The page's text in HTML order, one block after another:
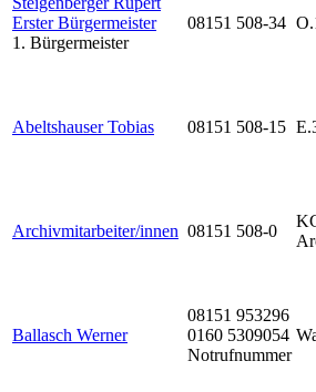
Erster Bürgermeister
1. Bürgermeister
08151 508-34
Abeltshauser Tobias 08151 508-15
Archivmitarbeiter/innen 08151 508-0
Ballasch Werner
08151 953296
0160 5309054
Notrufnummer